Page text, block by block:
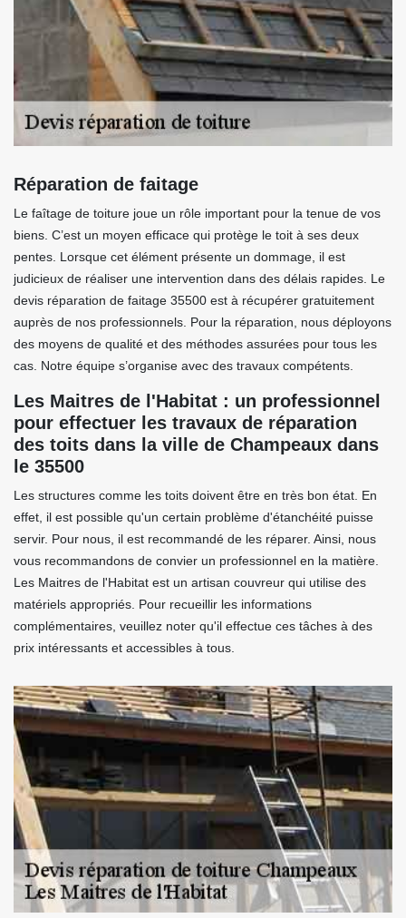
Réparation de faitage
Le faîtage de toiture joue un rôle important pour la tenue de vos
biens. C’est un moyen efficace qui protège le toit à ses deux
pentes. Lorsque cet élément présente un dommage, il est
judicieux de réaliser une intervention dans des délais rapides. Le
devis réparation de faitage 35500 est à récupérer gratuitement
auprès de nos professionnels. Pour la réparation, nous déployons
des moyens de qualité et des méthodes assurées pour tous les
cas. Notre équipe s’organise avec des travaux compétents.
Les Maitres de l'Habitat : un professionnel
pour effectuer les travaux de réparation
des toits dans la ville de Champeaux dans
le 35500
Les structures comme les toits doivent être en très bon état. En
effet, il est possible qu'un certain problème d'étanchéité puisse
servir. Pour nous, il est recommandé de les réparer. Ainsi, nous
vous recommandons de convier un professionnel en la matière.
Les Maitres de l'Habitat est un artisan couvreur qui utilise des
matériels appropriés. Pour recueillir les informations
complémentaires, veuillez noter qu'il effectue ces tâches à des
prix intéressants et accessibles à tous.